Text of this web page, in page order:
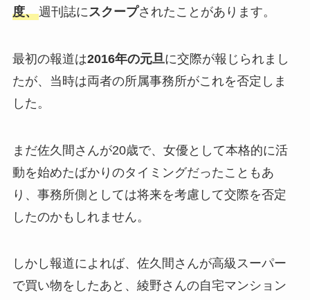
度、週刊誌に スクープされたことがあります。
最初の報道は2016年の元旦に交際が報じられまし
たが、当時は両者の所属事務所がこれを否定しま
した。
まだ佐久間さんが20歳で、女優として本格的に活
動を始めたばかりのタイミングだったこともあ
り、事務所側としては将来を考慮して交際を否定
したのかもしれません。
しかし報道によれば、佐久間さんが高級スーパー
で買い物をしたあと、綾野さんの自宅マンション